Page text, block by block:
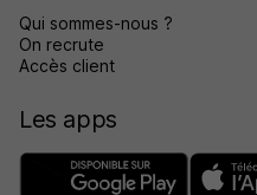
Qui sommes-nous ?
On recrute
Accès client
Les apps